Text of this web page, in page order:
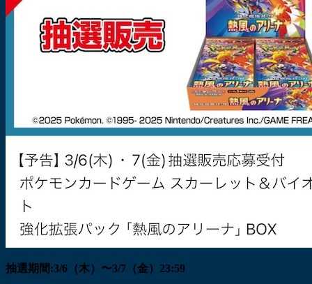
抽選期間:3/6（木）〜3/7（金）23:59